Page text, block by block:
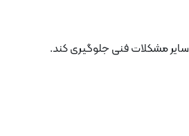
مشکلات فنی جلوگیری کند.